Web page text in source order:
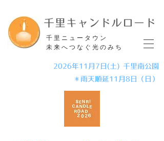
​千里キャンドルロード
​千里ニュータウン
未来へつなぐ光のみち
2026年11月7日(土) 千里南公園
＊雨天順延11月8日（日）